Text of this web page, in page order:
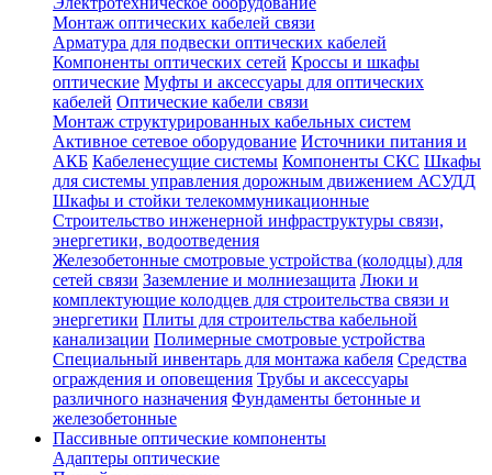
Монтаж оптических кабелей связи
Арматура для подвески оптических кабелей
Компоненты оптических сетей Кроссы и шкафы
оптические Муфты и аксессуары для оптических
кабелей Оптические кабели связи
Монтаж структурированных кабельных систем
Активное сетевое оборудование Источники питания и
АКБ Кабеленесущие системы Компоненты СКС Шкафы
для системы управления дорожным движением АСУДД
Шкафы и стойки телекоммуникационные
Строительство инженерной инфраструктуры связи,
энергетики, водоотведения
Железобетонные смотровые устройства (колодцы) для
сетей связи Заземление и молниезащита Люки и
комплектующие колодцев для строительства связи и
энергетики Плиты для строительства кабельной
канализации Полимерные смотровые устройства
Специальный инвентарь для монтажа кабеля Средства
ограждения и оповещения Трубы и аксессуары
различного назначения Фундаменты бетонные и
железобетонные
Пассивные оптические компоненты
Адаптеры оптические